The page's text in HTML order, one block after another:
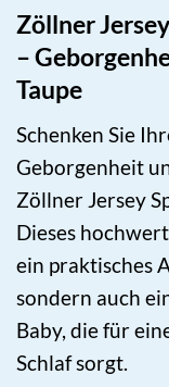
Zöllner
–
Taupe
Schenken Sie
Geborgenheit
Zöllner Jersey
Dieses
ein praktisches
sondern auch
Baby, die für
Schlaf sorgt.